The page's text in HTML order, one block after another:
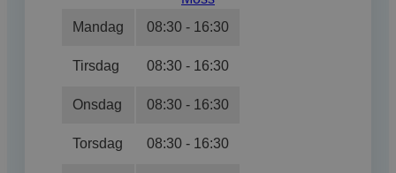
Mandag
08:30 - 16:30
Tirsdag 08:30 - 16:30
Onsdag 08:30 - 16:30
Torsdag 08:30 - 16:30